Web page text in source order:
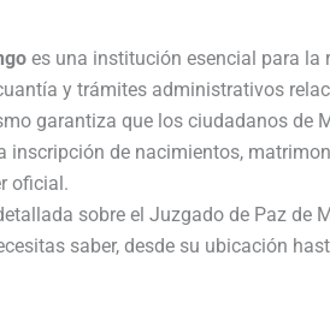
es una institución esencial para la
y trámites administrativos
garantiza que los ciudadanos de
inscripción de nacimientos,
oficial.
sobre el Juzgado de Paz de
saber, desde su ubicación